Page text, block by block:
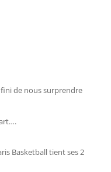
fini de nous surprendre
Basketball tient ses 2